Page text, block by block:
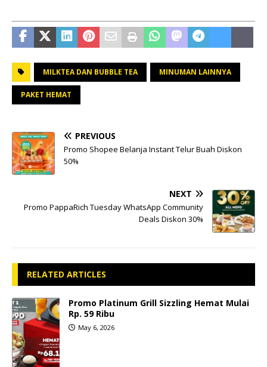
MILKTEA DAN BUBBLE TEA MINUMAN LAINNYA
PAKET HEMAT
PREVIOUS
Promo Shopee Belanja Instant Telur Buah Diskon
50%
NEXT
Promo PappaRich Tuesday WhatsApp Community
Deals Diskon 30%
RELATED ARTICLES
Promo Platinum Grill Sizzling Hemat Mulai
Rp. 59 Ribu
May 6, 2026